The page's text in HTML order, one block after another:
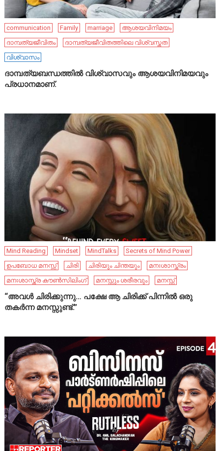
communication Family marriage
ആശയവിനിമയം
ദാമ്പത്യജീവിതം
ദാമ്പത്യജീവിതത്തിലെ വിശ്വസ്തത
വിശ്വാസം
ദാമ്പത്യബന്ധത്തിൽ വിശ്വാസവും ആശയവിനിമയവും
പ്രധാനമാണ്.
Mind Reading Mindset MindTalks
Secrets of Mind Power
ഉപബോധ മനസ്സ്
ചിരി ചിരിയും ചിന്തയും
മനഃശാസ്ത്രം
മനഃശാസ്ത്ര കൗൺസിലിംഗ്
മനസ്സും ശരീരവും മനസ്സ്
“അവൾ ചിരിക്കുന്നു… പക്ഷേ ആ ചിരിക്ക് പിന്നിൽ ഒരു
തകർന്ന മനസ്സുണ്ട്.”